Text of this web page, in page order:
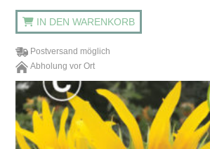
IN DEN WARENKORB
Postversand möglich
Abholung vor Ort